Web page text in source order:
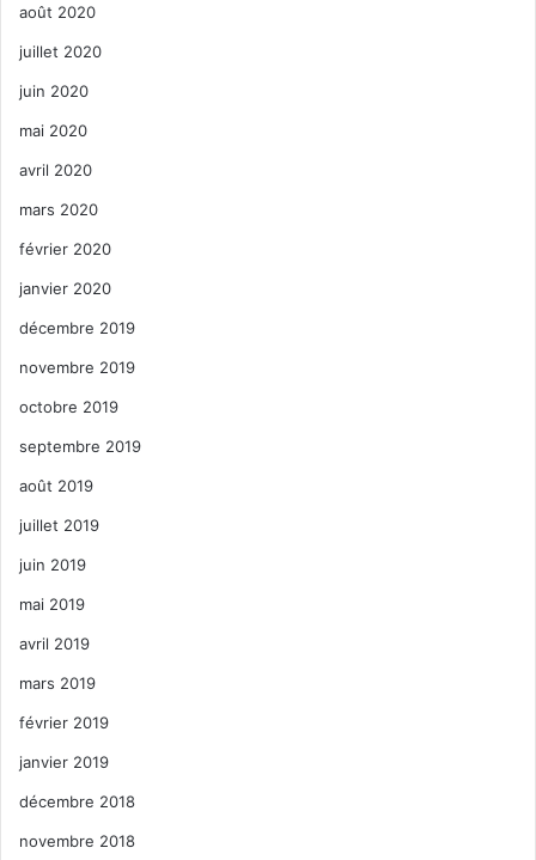
août 2020
juillet 2020
juin 2020
mai 2020
avril 2020
mars 2020
février 2020
janvier 2020
décembre 2019
novembre 2019
octobre 2019
septembre 2019
août 2019
juillet 2019
juin 2019
mai 2019
avril 2019
mars 2019
février 2019
janvier 2019
décembre 2018
novembre 2018